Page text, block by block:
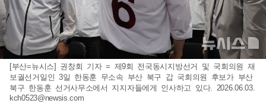
[부산=뉴시스] 권창회 기자 = 제9회 전국동시지방선거 및 국회의원 재
보궐선거일인 3일 한동훈 무소속 부산 북구 갑 국회의원 후보가 부산
북구 한동훈 선거사무소에서 지지자들에게 인사하고 있다. 2026.06.03.
kch0523@newsis.com